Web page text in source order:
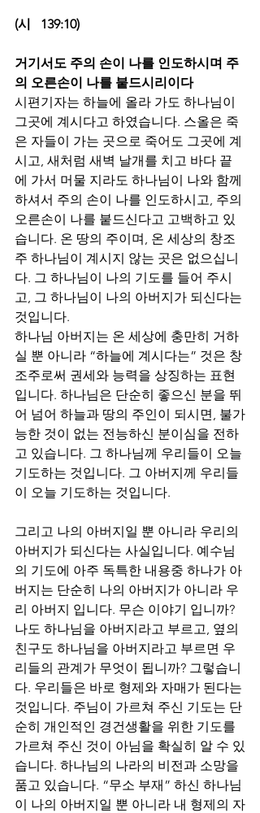
(시   139:10)
거기서도 주의 손이 나를 인도하시며 주
의 오른손이 나를 붙드시리이다
시편기자는 하늘에 올라 가도 하나님이
그곳에 계시다고 하였습니다. 스올은 죽
은 자들이 가는 곳으로 죽어도 그곳에 계
시고, 새처럼 새벽 날개를 치고 바다 끝
에 가서 머물 지라도 하나님이 나와 함께
하셔서 주의 손이 나를 인도하시고, 주의
오른손이 나를 붙드신다고 고백하고 있
습니다. 온 땅의 주이며, 온 세상의 창조
주 하나님이 계시지 않는 곳은 없으십니
다. 그 하나님이 나의 기도를 들어 주시
고, 그 하나님이 나의 아버지가 되신다는
것입니다.
하나님 아버지는 온 세상에 충만히 거하
실 뿐 아니라 “하늘에 계시다는” 것은 창
조주로써 권세와 능력을 상징하는 표현
입니다. 하나님은 단순히 좋으신 분을 뛰
어 넘어 하늘과 땅의 주인이 되시면, 불가
능한 것이 없는 전능하신 분이심을 전하
고 있습니다. 그 하나님께 우리들이 오늘
기도하는 것입니다. 그 아버지께 우리들
이 오늘 기도하는 것입니다.
그리고 나의 아버지일 뿐 아니라 우리의
아버지가 되신다는 사실입니다. 예수님
의 기도에 아주 독특한 내용중 하나가 아
버지는 단순히 나의 아버지가 아니라 우
리 아버지 입니다. 무슨 이야기 입니까?
나도 하나님을 아버지라고 부르고, 옆의
친구도 하나님을 아버지라고 부르면 우
리들의 관계가 무엇이 됩니까? 그렇습니
다. 우리들은 바로 형제와 자매가 된다는
것입니다. 주님이 가르쳐 주신 기도는 단
순히 개인적인 경건생활을 위한 기도를
가르쳐 주신 것이 아님을 확실히 알 수 있
습니다. 하나님의 나라의 비전과 소망을
품고 있습니다. “무소 부재” 하신 하나님
이 나의 아버지일 뿐 아니라 내 형제의 자